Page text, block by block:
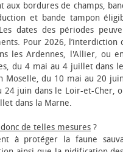
aux bordures de champs,
et bande tampon
dates des périodes
Pour 2026, l’interdiction
les Ardennes, l'Allier, ou
du 4 mai au 4 juillet dans
Moselle, du 10 mai au 20
24 juin dans le Loir-et-Cher,
dans la Marne.
de telles mesures ?
à protéger la faune